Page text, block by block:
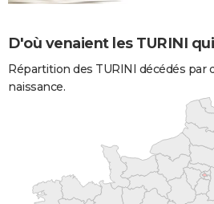
D'où venaient les TURINI
Répartition des TURINI décédés par
naissance.